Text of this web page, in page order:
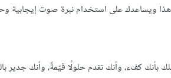
هذا ويساعدك على استخدام نبرة صوت إيجابية
بأنك كفء، وأنك تقدم حلولًا قيّمةً، وأنك جدير